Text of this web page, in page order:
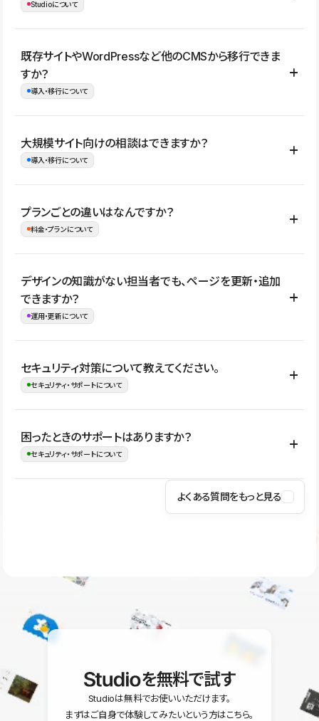
Studioについて
コーポレートサイト、サービスサイト、LP、採用サイト、ブロ
グ・メディア、イベントサイト、店舗・商品紹介サイト、ポートフ
ォリオなど幅広く制作できます。
既存サイトやWordPressなど他のCMSから移行できま
すか？
導入・移行について
はい。既存サイトの構成やコンテンツ、URLを整理したうえで、
Studio上に再構築する形で移行できます。 WordPressの場合は、
イト全体のデザインや設定がそのまま移行されるわけではないた
め、移行後にページ構成やデザイン、CMS設計、URL・リダイレク
大規模サイト向けの相談はできますか？
導入・移行について
はい。アクセス規模が大きいサイトや、複数部門での運用、権限管
理、セキュリティ確認、既存システムとの連携など、個別の要件が
ない段階でも、お問い合わせください。
お問合せはこちら
プランごとの違いはなんですか？
料金・プランについて
公開ページ数、バージョン履歴の期間、CMS利用数の上限、権限
管理の有無などがプランごとに異なります。詳しくは料金プランペ
ージをご覧ください。
デザインの知識がない担当者でも、ページを更新・追加
できますか？
運用・更新について
はい。CMSやコンポーネントを活用して更新範囲を設計しておく
ことで、デザインを崩しにくい状態で運用できます。 さらにコン
ながらレイアウトに影響を与えずに更新作業を進めやすくなりま
す。
セキュリティ対策について教えてください。
セキュリティ・サポートについて
Studioでは、公開サイトやサービスを安全に利用できるよう、通信
の暗号化、データ保護、アクセス管理、脆弱性対策など、複数の観
はSSL/TLSによる通信暗号化に対応しており、悪質なスクリプトの
困ったときのサポートはありますか？
セキュリティ・サポートについて
操作方法や機能については、ヘルプセンターでご確認いただけま
ユーザー同士で質問・相談できるコミュニティもご利用ください。
よくある質問をもっと見る
を無料で試す
Studioは無料でお使いいただけます。
まずはご自身で体験してみたいという方はこちら。